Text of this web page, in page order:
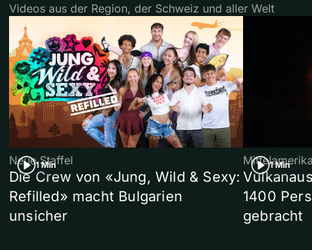
Videos aus der Region, der Schweiz und aller Welt
1 Min
Neue Staffel
Die Crew von «Jung, Wild & Sexy:
Refilled» macht Bulgarien
unsicher
1 Min
1400
gebracht